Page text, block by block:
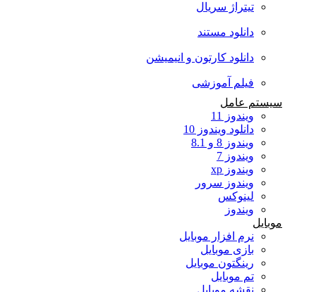
تیتراژ سریال
دانلود مستند
دانلود کارتون و انیمیشن
فیلم آموزشی
سیستم عامل
ویندوز 11
دانلود ویندوز 10
ویندوز 8 و 8.1
ویندوز 7
ویندوز xp
ویندوز سرور
لینوکس
ویندوز
نرم افزار موبایل
بازی موبایل
رینگتون موبایل
تم موبایل
نقشه موبایل